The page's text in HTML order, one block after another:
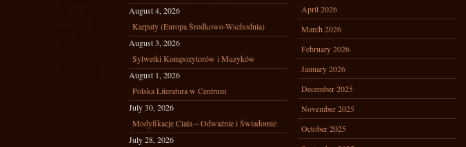
August 4, 2026
Karpaty (Europa Środkowo-Wschodnia)
August 3, 2026
Sylwetki Kompozytorów i Muzyków
August 1, 2026
Polska Literatura w Centrum
July 30, 2026
Modyfikacje Ciała – Odważnie i Świadomie
July 28, 2026
April 2026
March 2026
February 2026
January 2026
December 2025
November 2025
October 2025